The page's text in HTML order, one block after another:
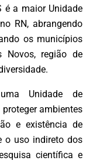
é a maior Unidade
RN, abrangendo
os municípios
Novos, região de
Unidade de
ambientes
e existência de
o uso indireto dos
científica e